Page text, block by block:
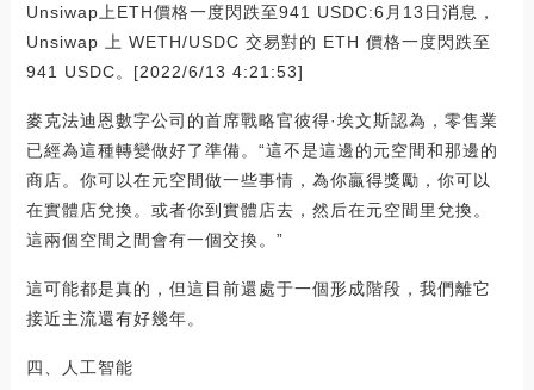
Unsiwap上ETH價格一度閃跌至941 USDC:6月13日消息，
Unsiwap 上 WETH/USDC 交易對的 ETH 價格一度閃跌至
941 USDC。[2022/6/13 4:21:53]
麥克法迪恩數字公司的首席戰略官彼得·埃文斯認為，零售業
已經為這種轉變做好了準備。“這不是這邊的元空間和那邊的
商店。你可以在元空間做一些事情，為你贏得獎勵，你可以
在實體店兌換。或者你到實體店去，然后在元空間里兌換。
這兩個空間之間會有一個交換。”
這可能都是真的，但這目前還處于一個形成階段，我們離它
接近主流還有好幾年。
四、人工智能